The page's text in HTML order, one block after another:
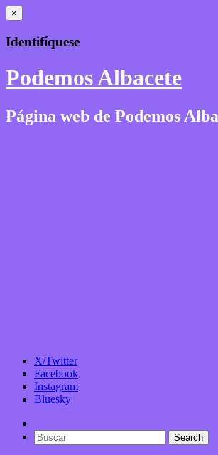
×
Identifíquese
Podemos Albacete
Página web de Podemos
X/Twitter
Facebook
Instagram
Bluesky